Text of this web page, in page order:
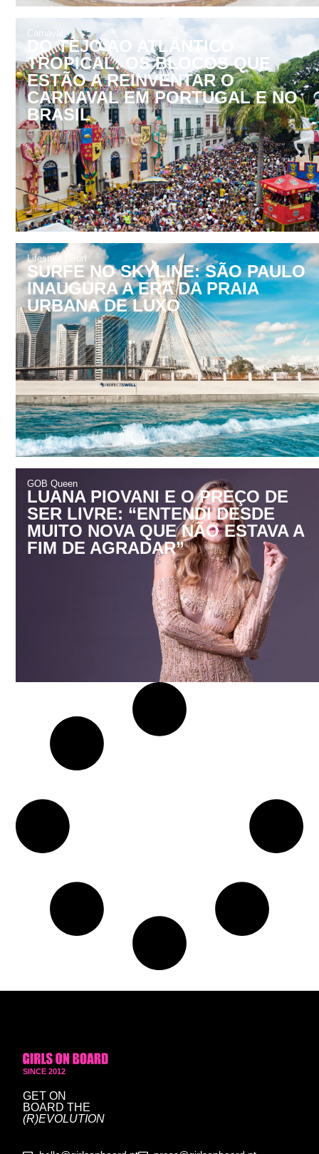
Carnaval
DO TEJO AO ATLÂNTICO
TROPICAL: OS BLOCOS QUE
ESTÃO A REINVENTAR O
CARNAVAL EM PORTUGAL E NO
BRASIL
Lifestyle Surf
SURFE NO SKYLINE: SÃO PAULO
INAUGURA A ERA DA PRAIA
URBANA DE LUXO
GOB Queen
LUANA PIOVANI E O PREÇO DE
SER LIVRE: “ENTENDI DESDE
MUITO NOVA QUE NÃO ESTAVA A
FIM DE AGRADAR”
SINCE 2012
GET ON
BOARD THE
(R)EVOLUTION